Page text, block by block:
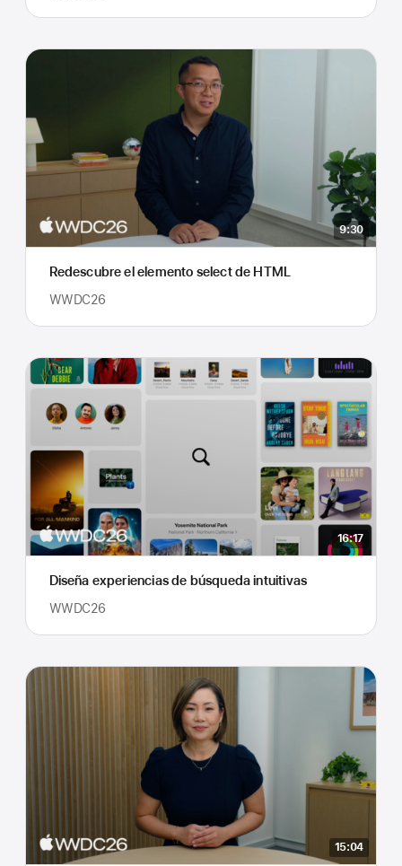
9:30
Redescubre el elemento select de HTML
WWDC26
16:17
Diseña experiencias de búsqueda intuitivas
WWDC26
15:04